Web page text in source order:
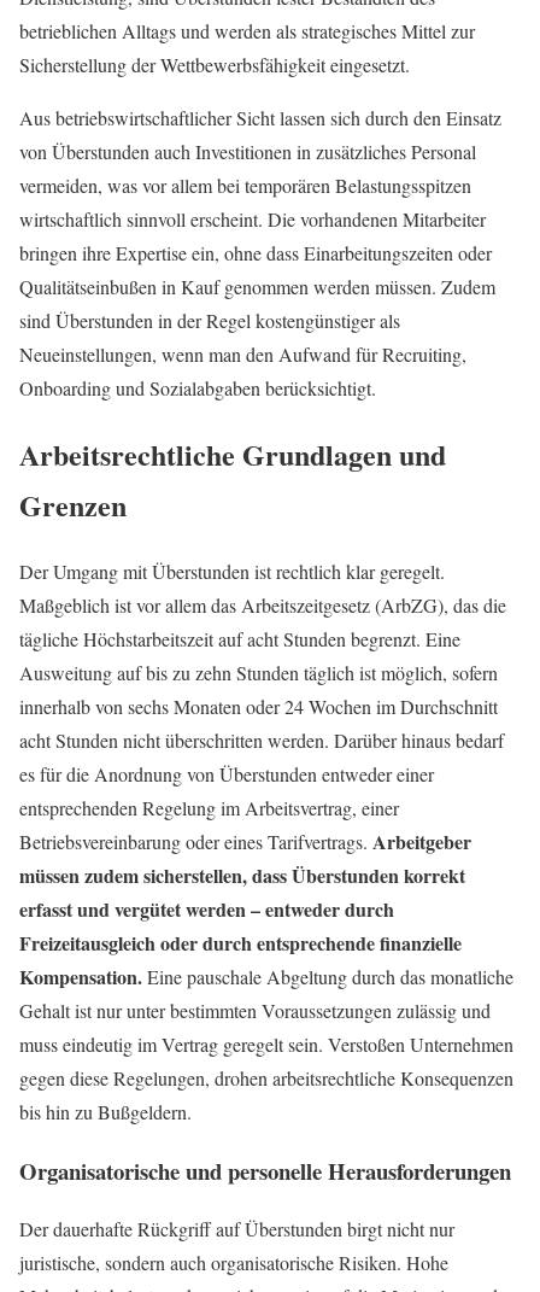
betrieblichen Alltags und werden als strategisches Mittel zur
Sicherstellung der Wettbewerbsfähigkeit eingesetzt.
Aus betriebswirtschaftlicher Sicht lassen sich durch den Einsatz
von Überstunden auch Investitionen in zusätzliches Personal
vermeiden, was vor allem bei temporären Belastungsspitzen
wirtschaftlich sinnvoll erscheint. Die vorhandenen Mitarbeiter
bringen ihre Expertise ein, ohne dass Einarbeitungszeiten oder
Qualitätseinbußen in Kauf genommen werden müssen. Zudem
sind Überstunden in der Regel kostengünstiger als
Neueinstellungen, wenn man den Aufwand für Recruiting,
Onboarding und Sozialabgaben berücksichtigt.
Arbeitsrechtliche Grundlagen und
Grenzen
Der Umgang mit Überstunden ist rechtlich klar geregelt.
Maßgeblich ist vor allem das Arbeitszeitgesetz (ArbZG), das die
tägliche Höchstarbeitszeit auf acht Stunden begrenzt. Eine
Ausweitung auf bis zu zehn Stunden täglich ist möglich, sofern
innerhalb von sechs Monaten oder 24 Wochen im Durchschnitt
acht Stunden nicht überschritten werden. Darüber hinaus bedarf
es für die Anordnung von Überstunden entweder einer
entsprechenden Regelung im Arbeitsvertrag, einer
Betriebsvereinbarung oder eines Tarifvertrags. Arbeitgeber
müssen zudem sicherstellen, dass Überstunden korrekt
erfasst und vergütet werden – entweder durch
Freizeitausgleich oder durch entsprechende finanzielle
Kompensation.Eine pauschale Abgeltung durch das monatliche
Gehalt ist nur unter bestimmten Voraussetzungen zulässig und
muss eindeutig im Vertrag geregelt sein. Verstoßen Unternehmen
gegen diese Regelungen, drohen arbeitsrechtliche Konsequenzen
bis hin zu Bußgeldern.
Organisatorische und personelle Herausforderungen
Der dauerhafte Rückgriff auf Überstunden birgt nicht nur
juristische, sondern auch organisatorische Risiken. Hohe